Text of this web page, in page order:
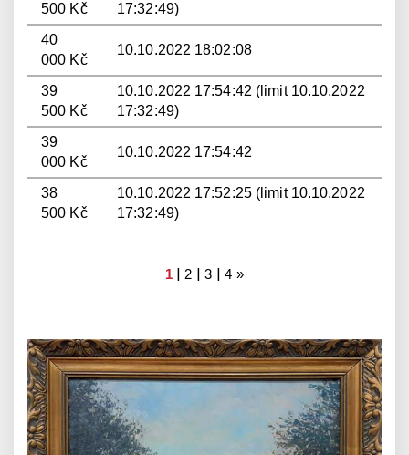
500 Kč
17:32:49)
40
000 Kč
10.10.2022 18:02:08
39
500 Kč
10.10.2022 17:54:42 (limit 10.10.2022
17:32:49)
39
000 Kč
10.10.2022 17:54:42
38
500 Kč
10.10.2022 17:52:25 (limit 10.10.2022
17:32:49)
1 |2 |3 | 4 »